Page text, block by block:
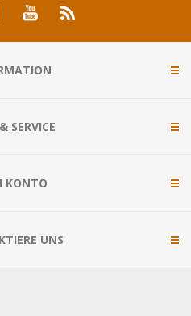
SERVICE
KONTO
UNS